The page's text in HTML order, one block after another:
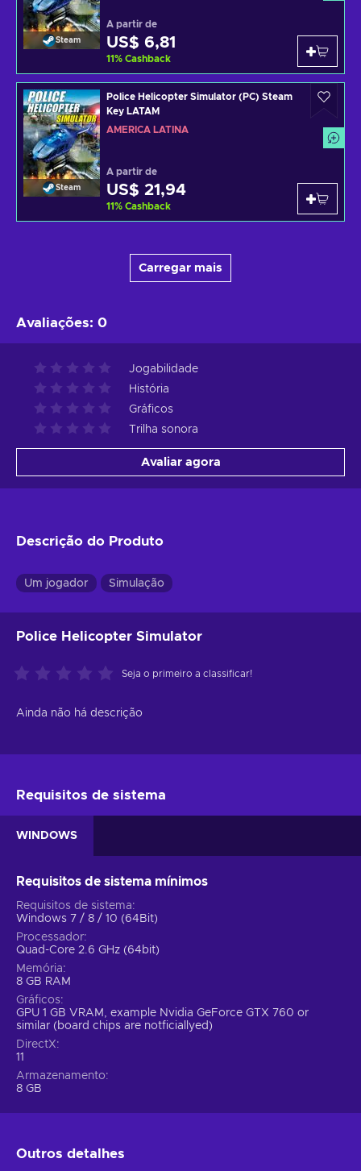
Steam
A partir de
US$ 6,81
11% Cashback
Steam
Police Helicopter Simulator (PC) Steam
Key LATAM
AMÉRICA LATINA
A partir de
US$ 21,94
11% Cashback
Carregar mais
Avaliações: 0
Jogabilidade
História
Gráficos
Trilha sonora
Avaliar agora
Descrição do Produto
Um jogador Simulação
Police Helicopter Simulator
Seja o primeiro a classificar!
Ainda não há descrição
Requisitos de sistema
WINDOWS
Requisitos de sistema mínimos
Requisitos de sistema
Windows 7 / 8 / 10 (64Bit)
Processador
Quad-Core 2.6 GHz (64bit)
Memória
8 GB RAM
Gráficos
GPU 1 GB VRAM, example Nvidia GeForce GTX 760 or
similar (board chips are notficiallyed)
DirectX
11
Armazenamento
8 GB
Outros detalhes